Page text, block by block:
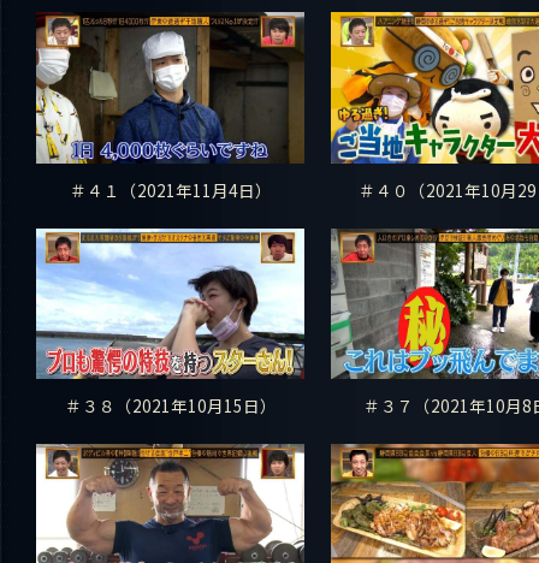
＃４１（2021年11月4日） ＃４０（2021年10月
＃３８（2021年10月15日） ＃３７（2021年10月8